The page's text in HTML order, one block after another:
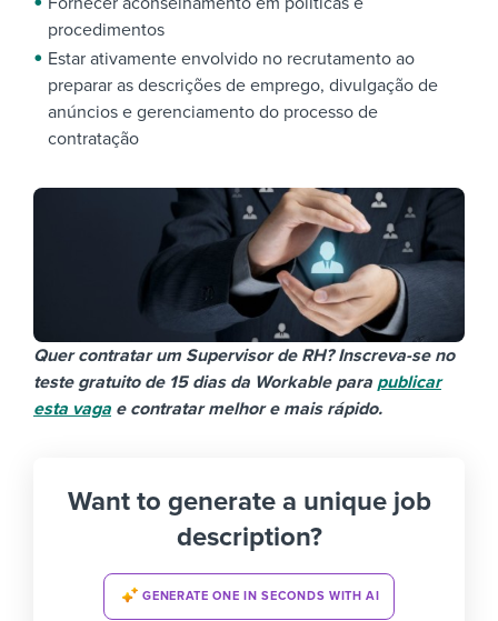
procedimentos
Estar ativamente envolvido no recrutamento ao
preparar as descrições de emprego, divulgação de
anúncios e gerenciamento do processo de
contratação
Quer contratar um Supervisor de RH? Inscreva-se no
teste gratuito de 15 dias da Workable para publicar
esta vaga e contratar melhor e mais rápido.
Want to generate a unique job
description?
GENERATE ONE IN SECONDS WITH AI